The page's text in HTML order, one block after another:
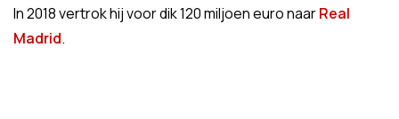
In 2018 vertrok hij voor dik 120 miljoen euro naarReal
Madrid.